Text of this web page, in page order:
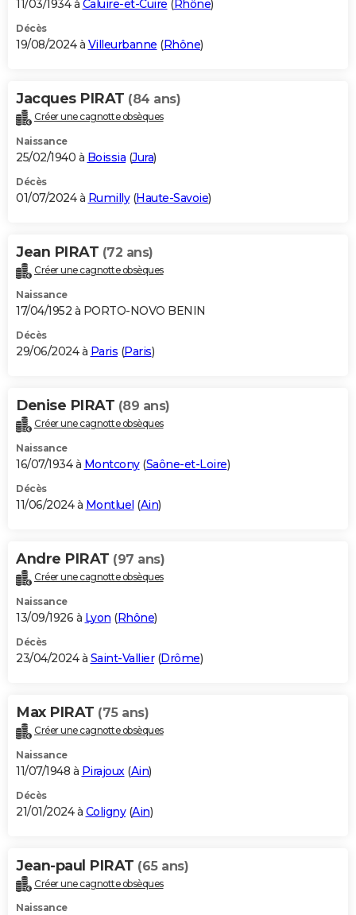
11/03/1934 à Caluire-et-Cuire ( Rhône)
Décès
19/08/2024 à Villeurbanne (Rhône)
Jacques PIRAT (84 ans)
Créer une cagnotte obsèques
Naissance
25/02/1940 à Boissia (Jura)
Décès
01/07/2024 à Rumilly(Haute-Savoie)
Jean PIRAT (72 ans)
Créer une cagnotte obsèques
Naissance
17/04/1952 à PORTO-NOVO BENIN
Décès
29/06/2024 à Paris (Paris)
Denise PIRAT (89 ans)
Créer une cagnotte obsèques
Naissance
16/07/1934 à Montcony(Saône-et-Loire)
Décès
11/06/2024 à Montluel (Ain)
Andre PIRAT (97 ans)
Créer une cagnotte obsèques
Naissance
13/09/1926 à Lyon (Rhône)
Décès
23/04/2024 à Saint-Vallier(Drôme)
Max PIRAT (75 ans)
Créer une cagnotte obsèques
Naissance
11/07/1948 à Pirajoux (Ain)
Décès
21/01/2024 à Coligny(Ain)
Jean-paul PIRAT (65 ans)
Créer une cagnotte obsèques
Naissance